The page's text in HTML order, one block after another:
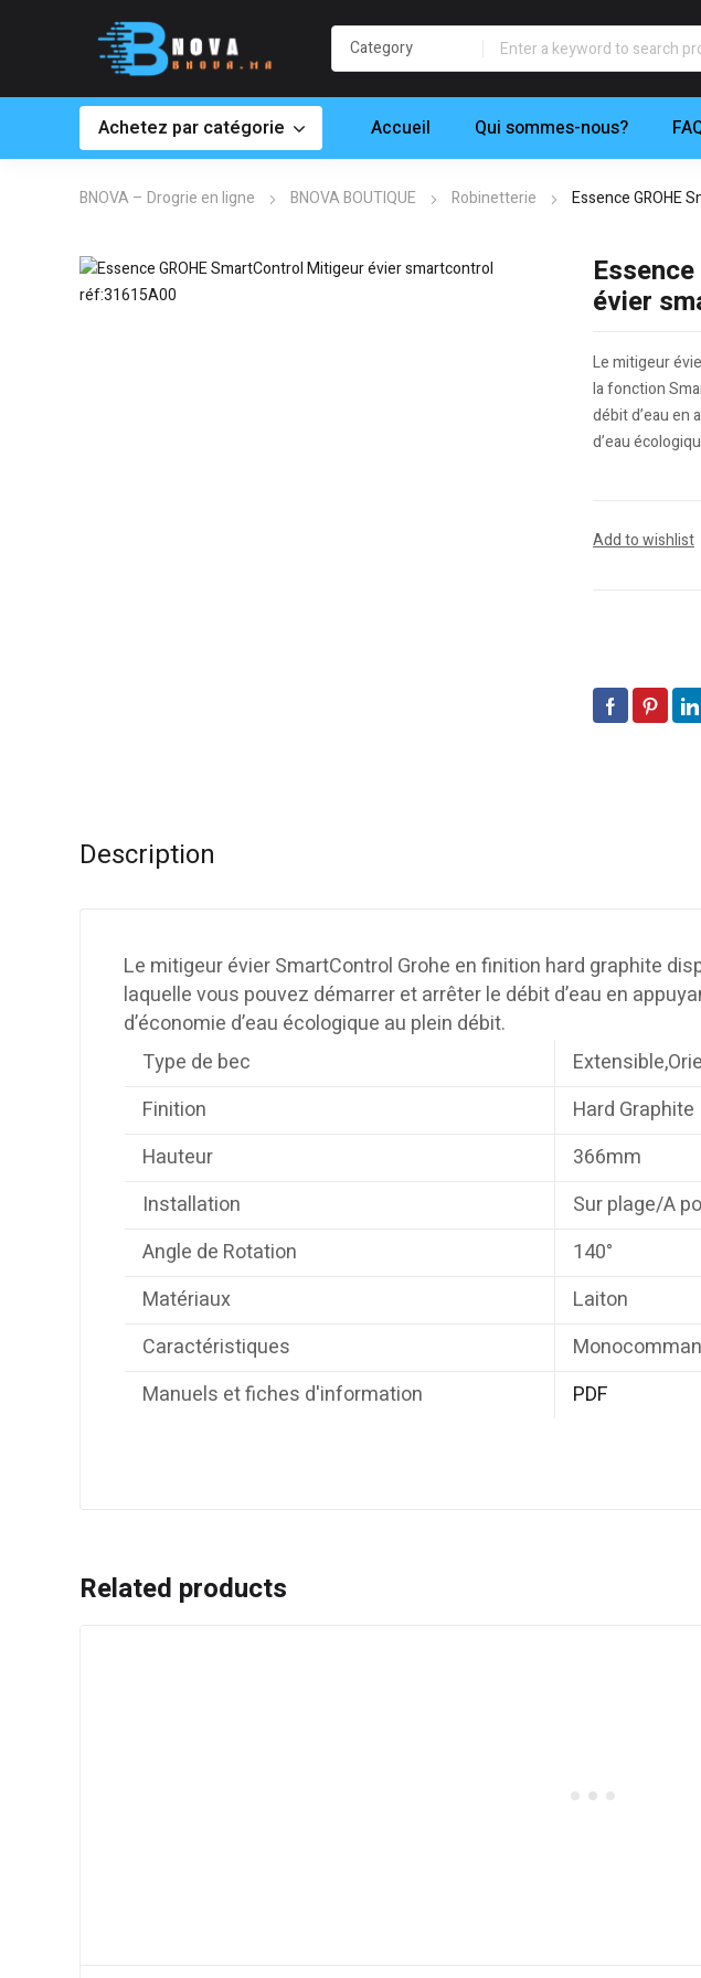
Achetez par catégorie Accueil Qui sommes-nous?
BNOVA – Drogrie en ligne BNOVA BOUTIQUE Robinetterie Essence GROHE
évier
Le mitigeur
la fonction
débit d’eau en
d’eau
Add to wishlist
Description
Le mitigeur évier SmartControl Grohe en finition hard graphite
laquelle vous pouvez démarrer et arrêter le débit d’eau en
d’économie d’eau écologique au plein débit.
Type de bec
Finition
Hard Graphite
Hauteur
366mm
Installation
Sur plage/A
Angle de Rotation
140°
Matériaux
Laiton
Caractéristiques
Manuels et fiches d'information
PDF
Related products